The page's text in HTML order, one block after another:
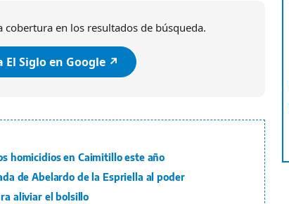
cobertura en los resultados de búsqueda.
El Siglo en Google ↗️
homicidios en Caimitillo este año
de Abelardo de la Espriella al poder
aliviar el bolsillo